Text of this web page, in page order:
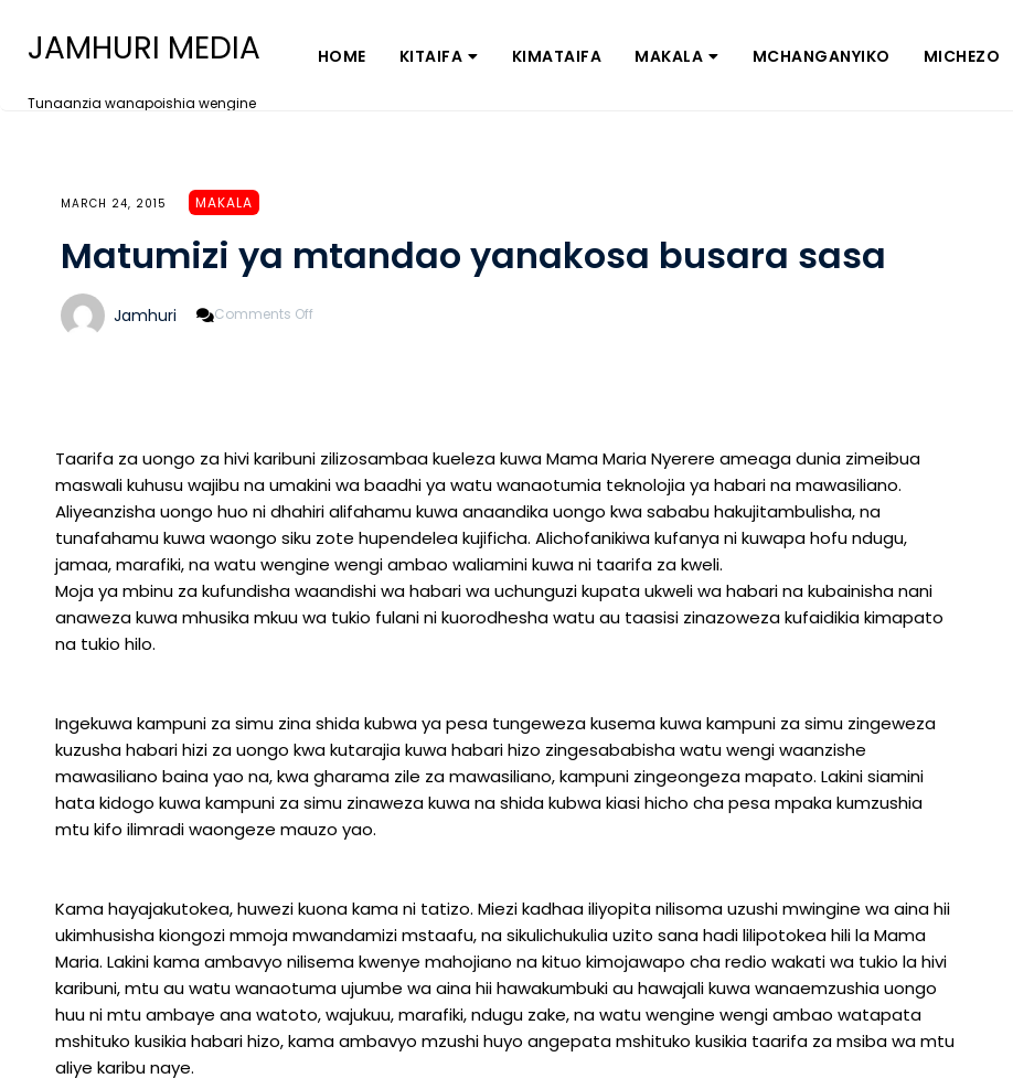
JAMHURI MEDIA
Tunaanzia wanapoishia wengine
HOME KITAIFA KIMATAIFA MAKALA MCHANGANYIKO MICHEZO
MARCH 24, 2015 MAKALA
Matumizi ya mtandao yanakosa busara sasa
Jamhuri Comments Off
Taarifa za uongo za hivi karibuni zilizosambaa kueleza kuwa Mama Maria Nyerere ameaga dunia zimeibua
maswali kuhusu wajibu na umakini wa baadhi ya watu wanaotumia teknolojia ya habari na mawasiliano.
Aliyeanzisha uongo huo ni dhahiri alifahamu kuwa anaandika uongo kwa sababu hakujitambulisha, na
tunafahamu kuwa waongo siku zote hupendelea kujificha. Alichofanikiwa kufanya ni kuwapa hofu ndugu,
jamaa, marafiki, na watu wengine wengi ambao waliamini kuwa ni taarifa za kweli.
Moja ya mbinu za kufundisha waandishi wa habari wa uchunguzi kupata ukweli wa habari na kubainisha nani
anaweza kuwa mhusika mkuu wa tukio fulani ni kuorodhesha watu au taasisi zinazoweza kufaidikia kimapato
na tukio hilo.
Ingekuwa kampuni za simu zina shida kubwa ya pesa tungeweza kusema kuwa kampuni za simu zingeweza
kuzusha habari hizi za uongo kwa kutarajia kuwa habari hizo zingesababisha watu wengi waanzishe
mawasiliano baina yao na, kwa gharama zile za mawasiliano, kampuni zingeongeza mapato. Lakini siamini
hata kidogo kuwa kampuni za simu zinaweza kuwa na shida kubwa kiasi hicho cha pesa mpaka kumzushia
mtu kifo ilimradi waongeze mauzo yao.
Kama hayajakutokea, huwezi kuona kama ni tatizo. Miezi kadhaa iliyopita nilisoma uzushi mwingine wa aina hii
ukimhusisha kiongozi mmoja mwandamizi mstaafu, na sikulichukulia uzito sana hadi lilipotokea hili la Mama
Maria. Lakini kama ambavyo nilisema kwenye mahojiano na kituo kimojawapo cha redio wakati wa tukio la hivi
karibuni, mtu au watu wanaotuma ujumbe wa aina hii hawakumbuki au hawajali kuwa wanaemzushia uongo
huu ni mtu ambaye ana watoto, wajukuu, marafiki, ndugu zake, na watu wengine wengi ambao watapata
mshituko kusikia habari hizo, kama ambavyo mzushi huyo angepata mshituko kusikia taarifa za msiba wa mtu
aliye karibu naye.